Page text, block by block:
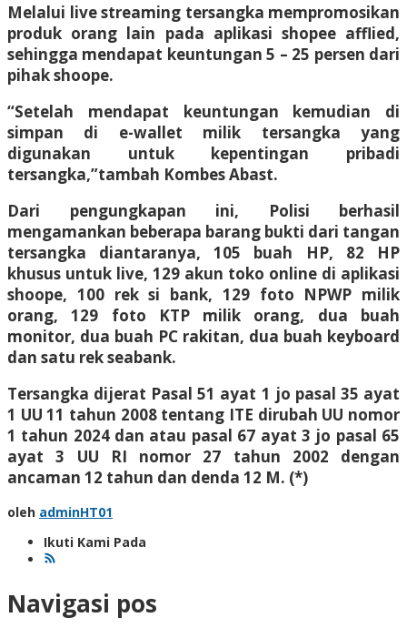
Melalui live streaming tersangka mempromosikan
produk orang lain pada aplikasi shopee afflied,
sehingga mendapat keuntungan 5 – 25 persen dari
pihak shoope.
“Setelah mendapat keuntungan kemudian di
simpan di e-wallet milik tersangka yang
digunakan untuk kepentingan pribadi
tersangka,”tambah Kombes Abast.
Dari pengungkapan ini, Polisi berhasil
mengamankan beberapa barang bukti dari tangan
tersangka diantaranya, 105 buah HP, 82 HP
khusus untuk live, 129 akun toko online di aplikasi
shoope, 100 rek si bank, 129 foto NPWP milik
orang, 129 foto KTP milik orang, dua buah
monitor, dua buah PC rakitan, dua buah keyboard
dan satu rek seabank.
Tersangka dijerat Pasal 51 ayat 1 jo pasal 35 ayat
1 UU 11 tahun 2008 tentang ITE dirubah UU nomor
1 tahun 2024 dan atau pasal 67 ayat 3 jo pasal 65
ayat 3 UU RI nomor 27 tahun 2002 dengan
ancaman 12 tahun dan denda 12 M. (*)
oleh adminHT01
Ikuti Kami Pada
Navigasi pos